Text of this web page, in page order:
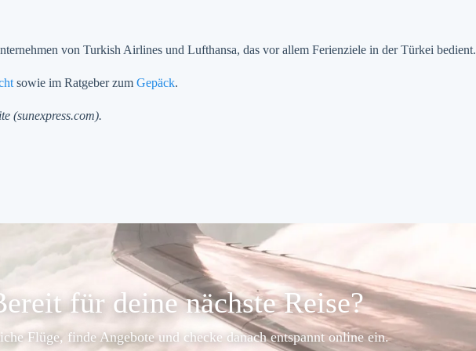
von Turkish Airlines und Lufthansa, das vor allem Ferienziele in der Türkei bedient.
sowie im Ratgeber zum Gepäck.
(sunexpress.com).
für deine nächste Reise?
Flüge, finde Angebote und checke danach entspannt online ein.